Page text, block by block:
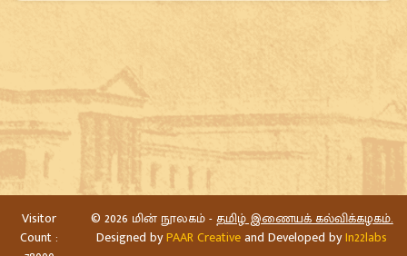
Visitor
Count :
© 2026 மின் நூலகம் -தமிழ் இணையக் கல்விக்கழகம்.
Designed byPAAR Creativeand Developed byIn22labs